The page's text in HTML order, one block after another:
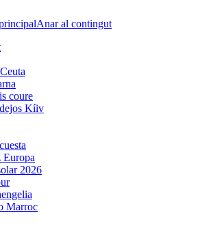
Anar al contingut
coure
Kíiv
Europa
2026
Marroc